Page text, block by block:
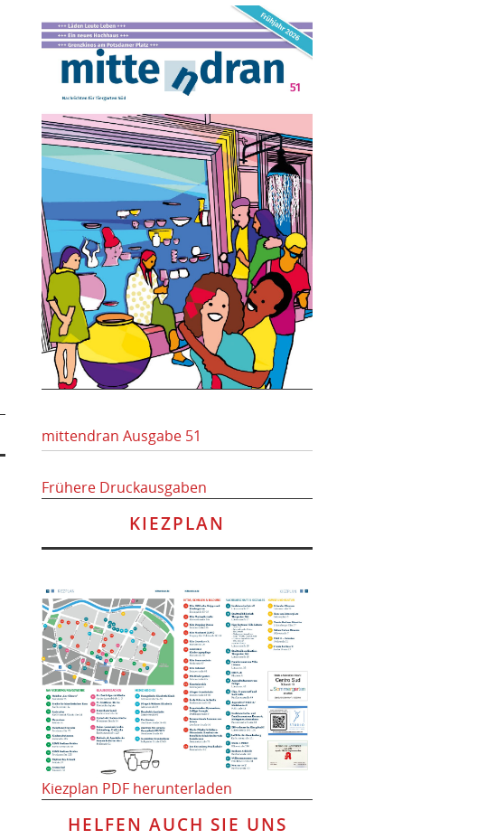
mittendran Ausgabe 51
Frühere Druckausgaben
KIEZPLAN
Kiezplan PDF herunterladen
HELFEN AUCH SIE UNS